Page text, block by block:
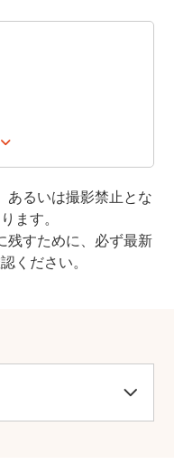
り
あるいは撮影禁止とな
ます。
残すために、必ず最新
ください。